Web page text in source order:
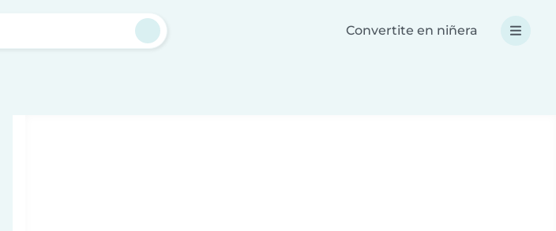
Convertite en niñera